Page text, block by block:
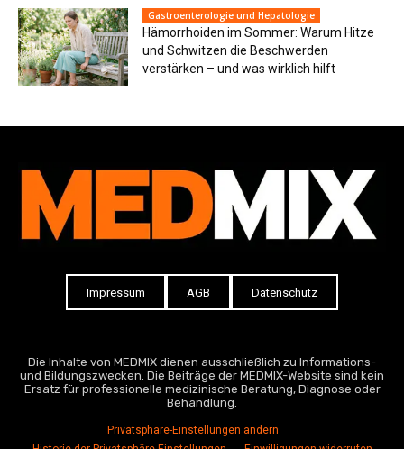
Gastroenterologie und Hepatologie
Hämorrhoiden im Sommer: Warum Hitze
und Schwitzen die Beschwerden
verstärken – und was wirklich hilft
Impressum AGB Datenschutz
Die Inhalte von MEDMIX dienen ausschließlich zu Informations-
und Bildungszwecken. Die Beiträge der MEDMIX-Website sind kein
Ersatz für professionelle medizinische Beratung, Diagnose oder
Behandlung.
Privatsphäre-Einstellungen ändern